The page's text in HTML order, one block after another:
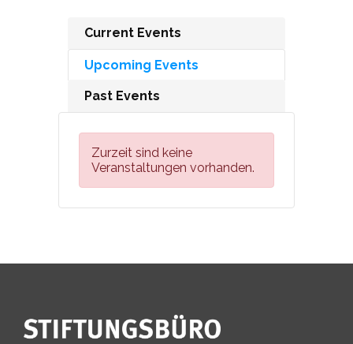
Current Events
Upcoming Events
Past Events
Zurzeit sind keine
Veranstaltungen vorhanden.